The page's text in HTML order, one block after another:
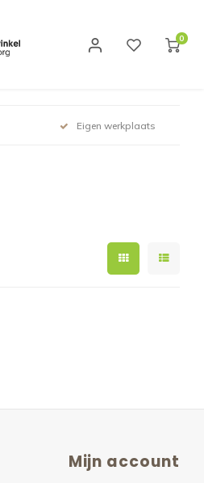
0
Eigen werkplaats
Mijn account